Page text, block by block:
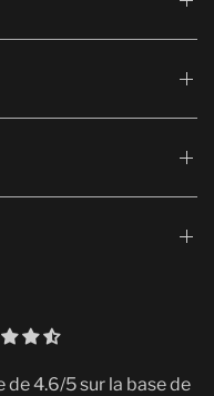
4.6/5 sur la base de